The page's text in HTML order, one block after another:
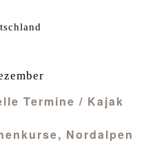
Termine / Kajak
Nordalpen